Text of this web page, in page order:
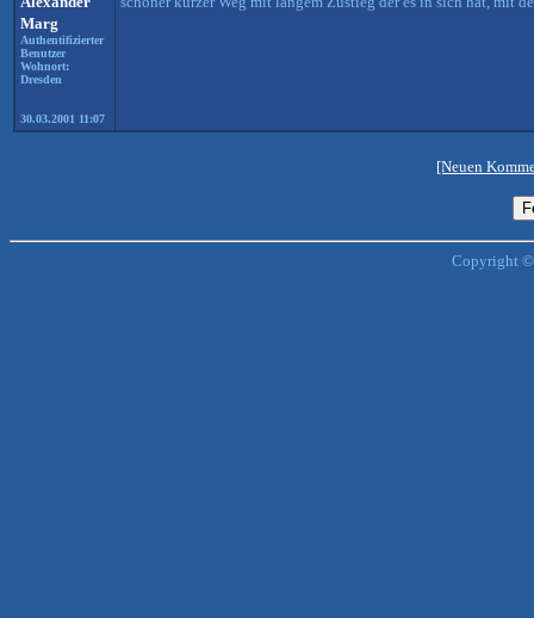
Marg
Authentifizierter
Benutzer
Wohnort:
Dresden
30.03.2001 11:07
[Neuen
Copyright ©